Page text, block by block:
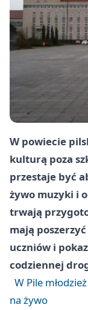
W powiecie
kulturą poza
przestaje być
żywo muzyki i
trwają
mają
uczniów i
codziennej
W Pile
na żywo